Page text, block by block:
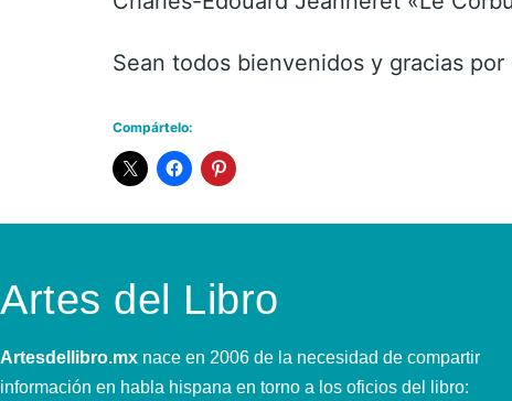
Sean todos bienvenidos y gracias
Compártelo:
Artes del Libro
Artesdellibro.mx nace en 2006 de la necesidad de compartir
información en habla hispana en torno a los oficios del libro: